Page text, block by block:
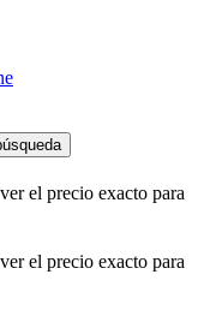
el precio exacto para
el precio exacto para